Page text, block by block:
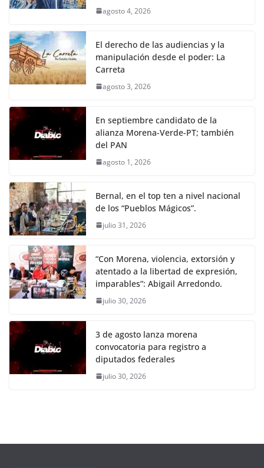
agosto 4, 2026
El derecho de las audiencias y la
manipulación desde el poder: La
Carreta
agosto 3, 2026
En septiembre candidato de la
alianza Morena-Verde-PT; también
del PAN
agosto 1, 2026
Bernal, en el top ten a nivel nacional
de los “Pueblos Mágicos”.
julio 31, 2026
“Con Morena, violencia, extorsión y
atentado a la libertad de expresión,
imparables”: Abigail Arredondo.
julio 30, 2026
3 de agosto lanza morena
convocatoria para registro a
diputados federales
julio 30, 2026